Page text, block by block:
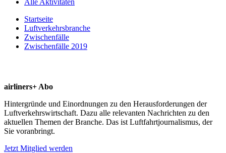
Startseite
Luftverkehrsbranche
Zwischenfälle
Zwischenfälle 2019
airliners+ Abo
Hintergründe und Einordnungen zu den Herausforderungen der
Luftverkehrswirtschaft. Dazu alle relevanten Nachrichten zu den
aktuellen Themen der Branche. Das ist Luftfahrtjournalismus, der
Sie voranbringt.
Jetzt Mitglied werden